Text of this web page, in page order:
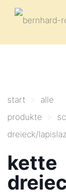
start >
alle
produkte
>
dreieck/
kette